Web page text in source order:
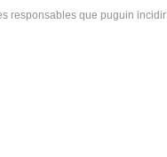
responsables que puguin incidir